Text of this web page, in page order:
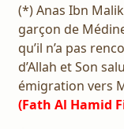
(*) Anas Ibn
garçon de
qu’il n’a pas
d’Allah et Son
émigration vers
(Fath Al Hamid